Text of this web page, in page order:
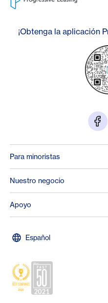
¡Obtenga la aplicación
Para minoristas
Nuestro negocio
Apoyo
Español